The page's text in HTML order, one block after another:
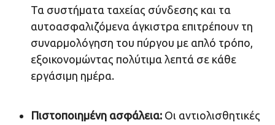
Τα συστήματα ταχείας σύνδεσης και τα
αυτοασφαλιζόμενα άγκιστρα επιτρέπουν τη
συναρμολόγηση του πύργου με απλό τρόπο,
εξοικονομώντας πολύτιμα λεπτά σε κάθε
εργάσιμη ημέρα.
Πιστοποιημένη ασφάλεια: Οι αντιολισθητικές